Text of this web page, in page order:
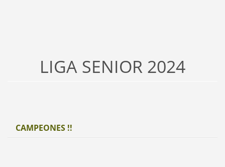
LIGA SENIOR 2024
CAMPEONES !!